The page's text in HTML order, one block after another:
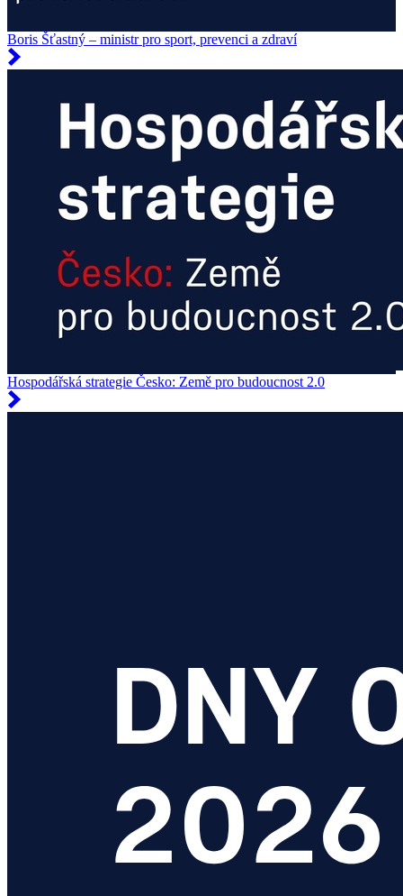
Boris Šťastný – ministr pro sport, prevenci a zdraví
Hospodářská strategie Česko: Země pro budoucnost 2.0